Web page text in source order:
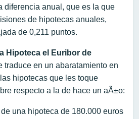
diferencia anual, que es la que
de hipotecas anuales,
de 0,211 puntos.
Hipoteca el Euribor de
traduce en un abaratamiento en
hipotecas que les toque
respecto a la de hace un aÃ±o:
una hipoteca de 180.000 euros